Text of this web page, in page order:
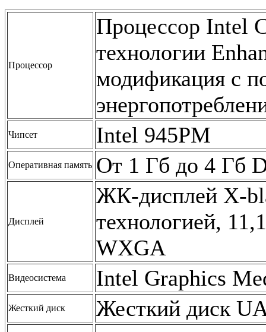
Процессор
Процессор Intel
технологии
модификация с
Чипсет Intel 945PM
Оперативная память От 1 Гб до 4 Гб
Дисплей
ЖК-дисплей X-
технологией,
WXGA
Видеосистема Intel Graphics
Жесткий диск Жесткий диск